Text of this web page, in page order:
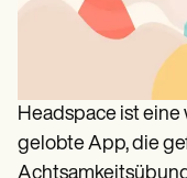
Headspace ist
gelobte App, die